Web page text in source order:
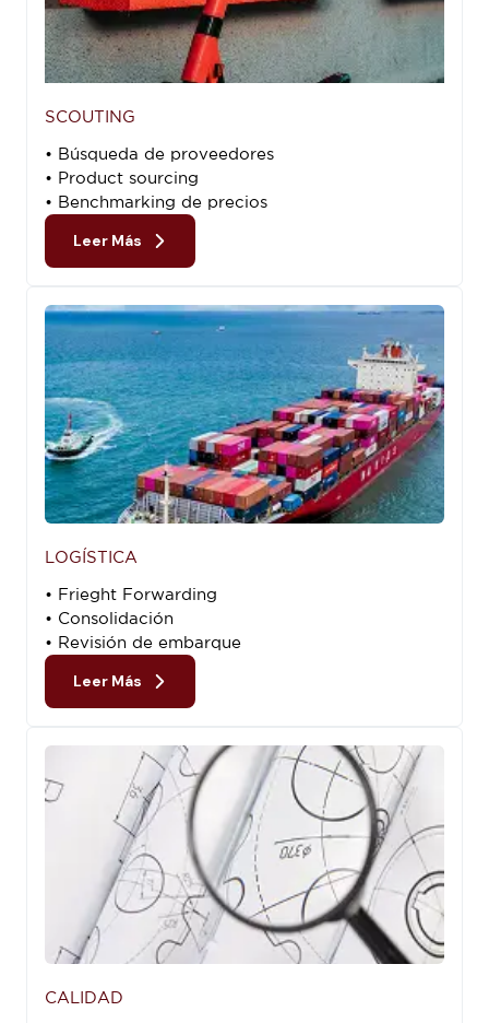
SCOUTING
• Búsqueda de proveedores
• Product sourcing
• Benchmarking de precios
Leer Más
LOGÍSTICA
• Frieght Forwarding
• Consolidación
• Revisión de embarque
Leer Más
CALIDAD